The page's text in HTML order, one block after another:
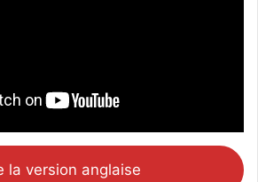
la version anglaise